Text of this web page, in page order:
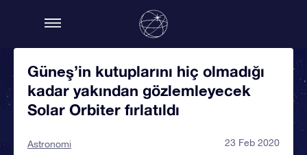
Güneş’in kutuplarını hiç olmadığı
kadar yakından gözlemleyecek
Solar Orbiter fırlatıldı
Astronomi 23 Feb 2020